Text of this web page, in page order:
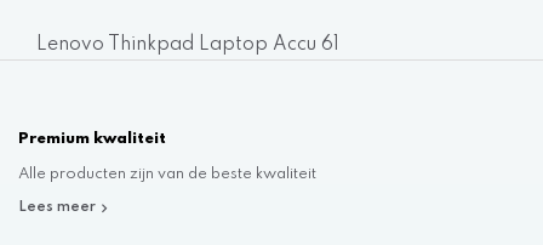
Lenovo Thinkpad Laptop Accu 61
Premium kwaliteit
Alle producten zijn van de beste kwaliteit
Lees meer